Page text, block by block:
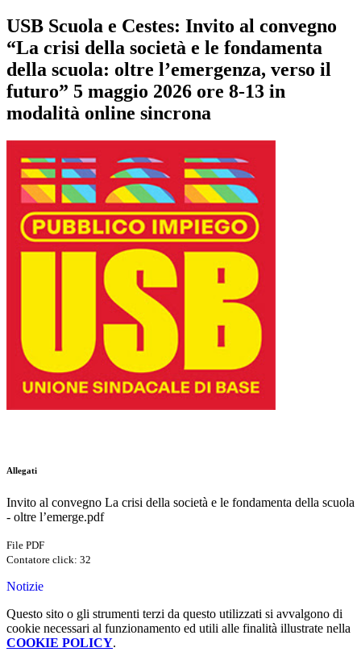
USB Scuola e Cestes: Invito al convegno
“La crisi della società e le fondamenta
della scuola: oltre l’emergenza, verso il
futuro” 5 maggio 2026 ore 8-13 in
modalità online sincrona
Allegati
Invito al convegno La crisi della società e le fondamenta della scuola
- oltre l’emerge.pdf
File PDF
Contatore click: 32
Notizie
Questo sito o gli strumenti terzi da questo utilizzati si avvalgono di
cookie necessari al funzionamento ed utili alle finalità illustrate nella
COOKIE POLICY.